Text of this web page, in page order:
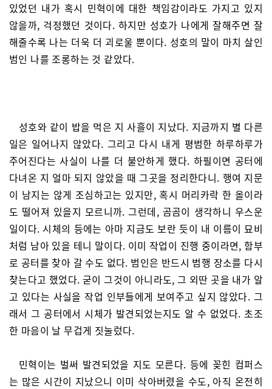
있었던 내가 혹시 민혁이에 대한 책임감이라도 가지고 있지
않을까, 걱정했던 것이다. 하지만 성호가 나에게 잘해주면 잘
해줄수록 나는 더욱 더 괴로울 뿐이다. 성호의 말이 마치 살인
범인 나를 조롱하는 것 같았다.
성호와 같이 밥을 먹은 지 사흘이 지났다. 지금까지 별 다른
일은 일어나지 않았다. 그리고 다시 내게 평범한 하루하루가
주어진다는 사실이 나를 더 불안하게 했다. 하필이면 공터에
다녀온 지 얼마 되지 않았을 때 그곳을 정리한다니. 행여 지문
이 남지는 않게 조심하고는 있지만, 혹시 머리카락 한 올이라
도 떨어져 있을지 모르니까. 그런데, 곰곰이 생각하니 우스운
일이다. 시체의 등에는 아마 지금도 보란 듯이 내 이름이 묘비
처럼 남아 있을 테니 말이다. 이미 작업이 진행 중이라면, 함부
로 공터를 찾아 갈 수도 없다. 범인은 반드시 범행 장소를 다시
찾는다고 했었다. 굳이 그것이 아니라도, 그 외딴 곳을 내가 알
고 있다는 사실을 작업 인부들에게 보여주고 싶지 않았다. 그
래서 그 공터에서 시체가 발견되었는지도 알 수 없었다. 초조
한 마음이 날 무겁게 짓눌렀다.
민혁이는 벌써 발견되었을 지도 모른다. 등에 꽂힌 컴퍼스
는 많은 시간이 지났으니 이미 삭아버렸을 수도, 아직 온전히